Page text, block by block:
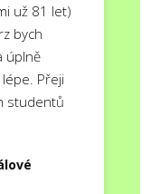
už 81 let)
bych
úplně
Přeji
studentů